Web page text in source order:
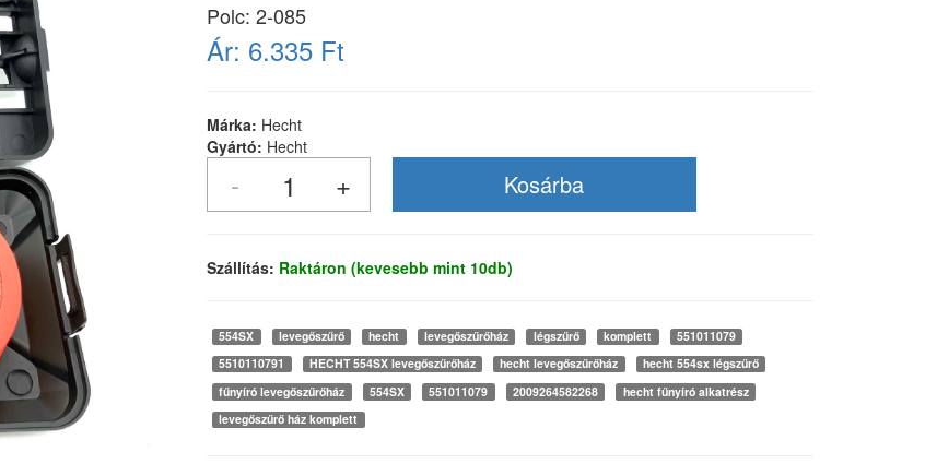
Polc: 2-085
Ár: 6.335 Ft
Márka: Hecht
Gyártó: Hecht
Szállítás: Raktáron (kevesebb mint 10db)
554SX levegőszűrő hecht levegőszűrőház légszűrő komplett
551011079
5510110791
HECHT 554SX levegőszűrőház hecht levegőszűrőház
hecht 554sx légszűrő
fűnyíró levegőszűrőház
554SX 551011079 2009264582268
hecht fűnyíró alkatrész
levegőszűrő ház komplett